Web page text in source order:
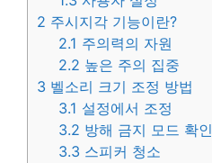
2 주시지각 기능이란?
2.1 주의력의 자원
2.2 높은 주의 집중
3 벨소리 크기 조정 방법
3.1 설정에서 조정
3.2 방해 금지 모드 확인
3.3 스피커 청소